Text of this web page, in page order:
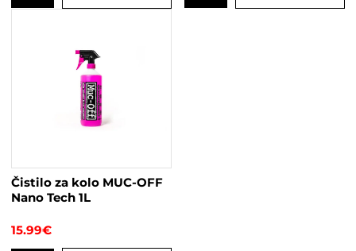
Čistilo za kolo MUC-OFF
Nano Tech 1L
15.99€